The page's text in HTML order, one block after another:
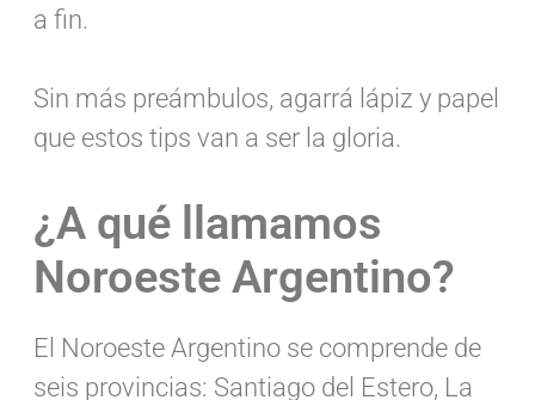
a fin.
Sin más preámbulos, agarrá lápiz y papel
que estos tips van a ser la gloria.
¿A qué llamamos
Noroeste Argentino?
El Noroeste Argentino se comprende de
seis provincias: Santiago del Estero, La